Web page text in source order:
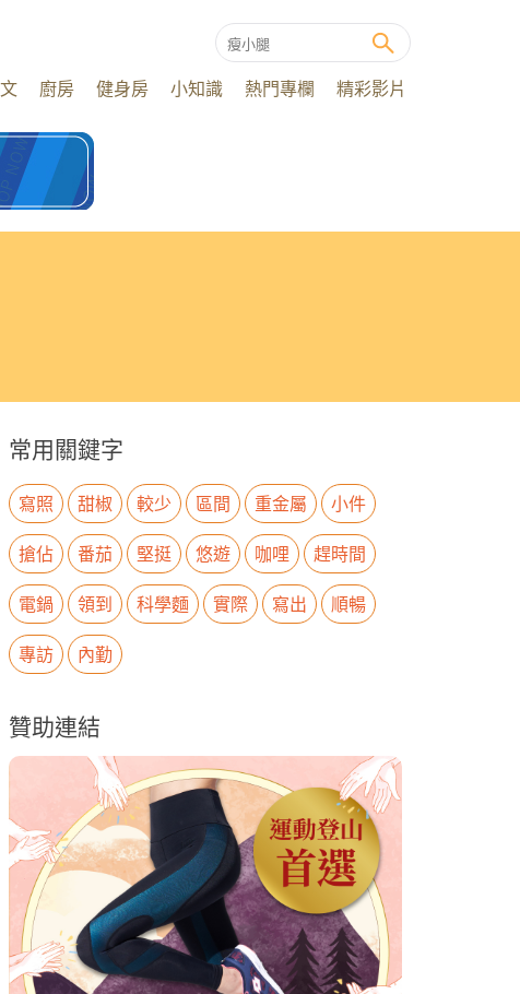
廚房 健身房 小知識 熱門專欄 精彩影片
常用關鍵字
寫照 甜椒 較少 區間 重金屬
小件
搶佔
番茄 堅挺 悠遊 咖哩
趕時間
電鍋
領到 科學麵 實際 寫出
順暢
專訪
內勤
贊助連結